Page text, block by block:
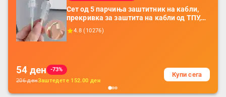
Сет од 5 парчиња заштитник на кабли,
прекривка за заштита на кабли од ТПУ,
додатоци за заштита на кабли, без
батерија, за мобилни телефони, комплет
4.8 (10276)
54 ден
-73%
206денЗаштедете 152.00 ден
Купи сега